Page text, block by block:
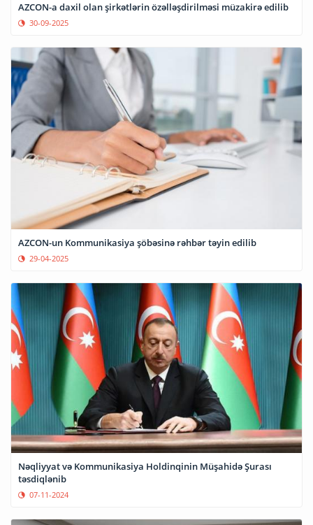
AZCON-a daxil olan şirkətlərin özəlləşdirilməsi müzakirə edilib
30-09-2025
AZCON-un Kommunikasiya şöbəsinə rəhbər təyin edilib
29-04-2025
Nəqliyyat və Kommunikasiya Holdinqinin Müşahidə Şurası
təsdiqlənib
07-11-2024